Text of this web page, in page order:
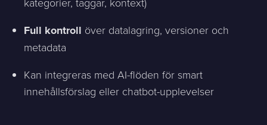
Full kontroll över datalagring, versioner och
metadata
Kan integreras med AI-flöden för smart
innehållsförslag eller chatbot-upplevelser